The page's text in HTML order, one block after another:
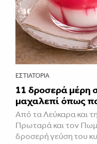
ΕΣΤΙΑΤΌΡΙΑ
11 δροσερά μέρη
μαχαλεπί όπως
Από τα Λεύκαρα και
Πρωταρά και τον
δροσερή γεύση του